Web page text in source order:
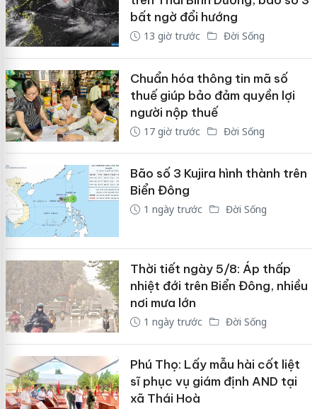
bất ngờ đổi hướng
13 giờ trước Đời Sống
Chuẩn hóa thông tin mã số
thuế giúp bảo đảm quyền lợi
người nộp thuế
17 giờ trước Đời Sống
Bão số 3 Kujira hình thành trên
Biển Đông
1 ngày trước Đời Sống
Thời tiết ngày 5/8: Áp thấp
nhiệt đới trên Biển Đông, nhiều
nơi mưa lớn
1 ngày trước Đời Sống
Phú Thọ: Lấy mẫu hài cốt liệt
sĩ phục vụ giám định AND tại
xã Thái Hoà